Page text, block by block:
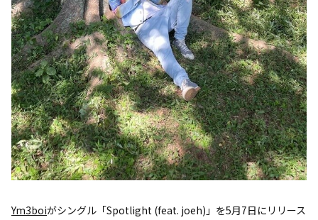
Ym3boiがシングル「Spotlight (feat. joeh)」を5月7日にリリース